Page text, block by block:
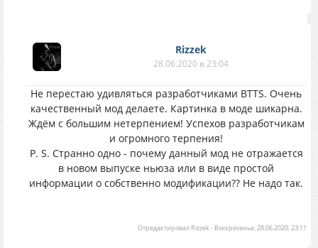
Rizzek
28.06.2020 в 23:04
Не перестаю удивляться разработчиками BTTS. Очень
качественный мод делаете. Картинка в моде шикарна.
Ждём с большим нетерпением! Успехов разработчикам
и огромного терпения!
P. S. Странно одно - почему данный мод не отражается
в новом выпуске ньюза или в виде простой
информации о собственно модификации?? Не надо так.
Отредактировал Rizzek- Воскресенье, 28.06.2020, 23:11